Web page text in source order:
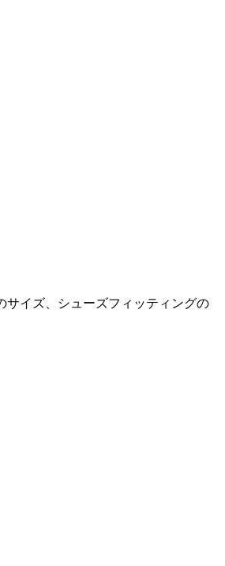
イズ、シューズフィッティングの